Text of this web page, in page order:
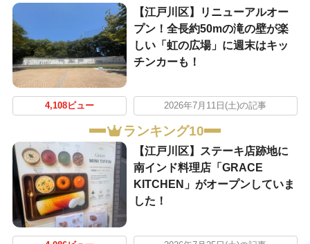
【江戸川区】リニューアルオー
プン！全長約50mの滝の壁が楽
しい「虹の広場」に週末はキッ
チンカーも！
4,108ビュー 2026年7月11日(土)の記事
ランキング10
【江戸川区】ステーキ店跡地に
南インド料理店「GRACE
KITCHEN」がオープンしていま
した！